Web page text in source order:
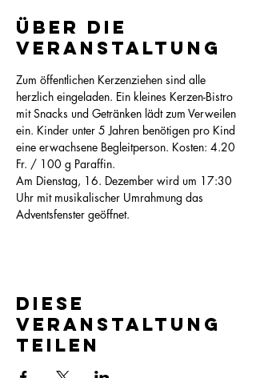
Über die
Veranstaltung
Zum öffentlichen Kerzenziehen sind alle
herzlich eingeladen. Ein kleines Kerzen-Bistro
mit Snacks und Getränken lädt zum Verweilen
ein. Kinder unter 5 Jahren benötigen pro Kind
eine erwachsene Begleitperson. Kosten: 4.20
Fr. / 100 g Paraffin.
Am Dienstag, 16. Dezember wird um 17:30
Uhr mit musikalischer Umrahmung das
Adventsfenster geöffnet.
Diese
Veranstaltung
teilen